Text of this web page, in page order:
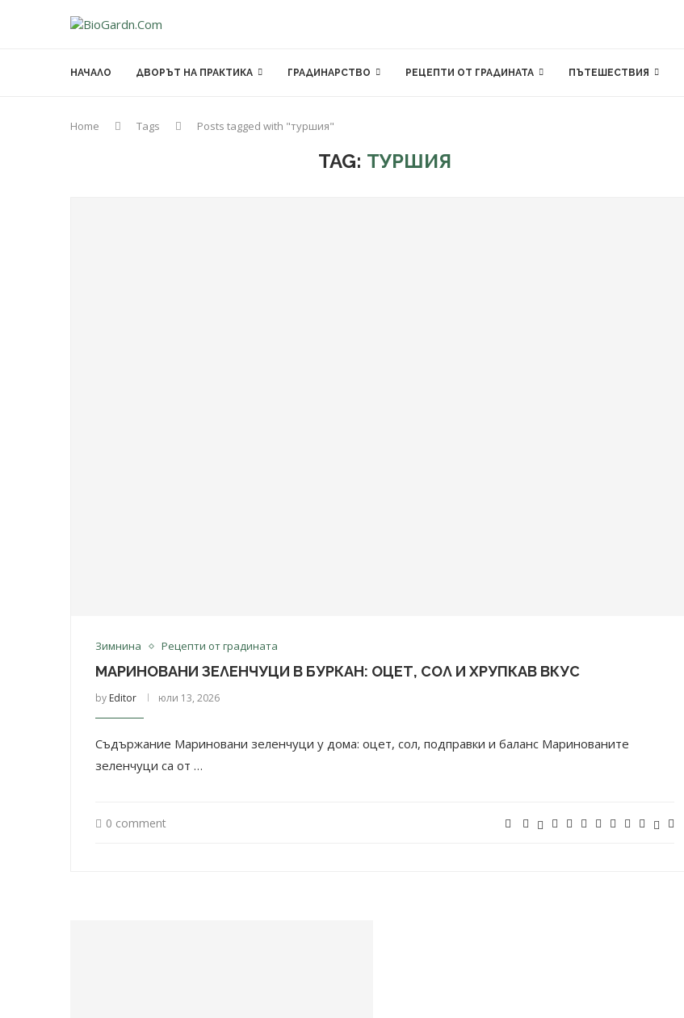
НАЧАЛО ДВОРЪТ НА ПРАКТИКА ГРАДИНАРСТВО РЕЦЕПТИ ОТ ГРАДИНАТА ПЪТЕШЕСТВИЯ
Home Tags Posts tagged with "туршия"
TAG: ТУРШИЯ
Зимнина Рецепти от градината
МАРИНОВАНИ ЗЕЛЕНЧУЦИ В БУРКАН: ОЦЕТ, СОЛ И ХРУПКАВ ВКУС
by Editor юли 13, 2026
Съдържание Мариновани зеленчуци у дома: оцет, сол, подправки и баланс Маринованите
зеленчуци са от …
0 comment